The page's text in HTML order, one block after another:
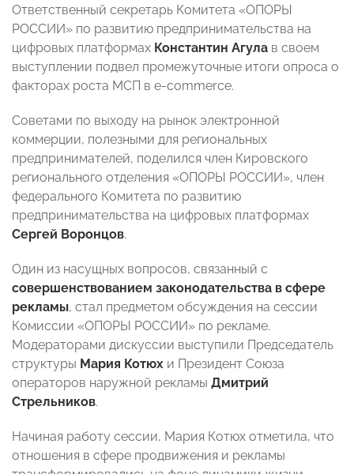
Ответственный секретарь Комитета «ОПОРЫ
РОССИИ» по развитию предпринимательства на
цифровых платформах Константин Агула в своем
выступлении подвел промежуточные итоги опроса о
факторах роста МСП в e-commerce.
Советами по выходу на рынок электронной
коммерции, полезными для региональных
предпринимателей, поделился член Кировского
регионального отделения «ОПОРЫ РОССИИ», член
федерального Комитета по развитию
предпринимательства на цифровых платформах
Сергей Воронцов.
Один из насущных вопросов, связанный с
совершенствованием законодательства в сфере
рекламы, стал предметом обсуждения на сессии
Комиссии «ОПОРЫ РОССИИ» по рекламе.
Модераторами дискуссии выступили Председатель
структуры Мария Котюх и Президент Союза
операторов наружной рекламы Дмитрий
Стрельников.
Начиная работу сессии, Мария Котюх отметила, что
отношения в сфере продвижения и рекламы